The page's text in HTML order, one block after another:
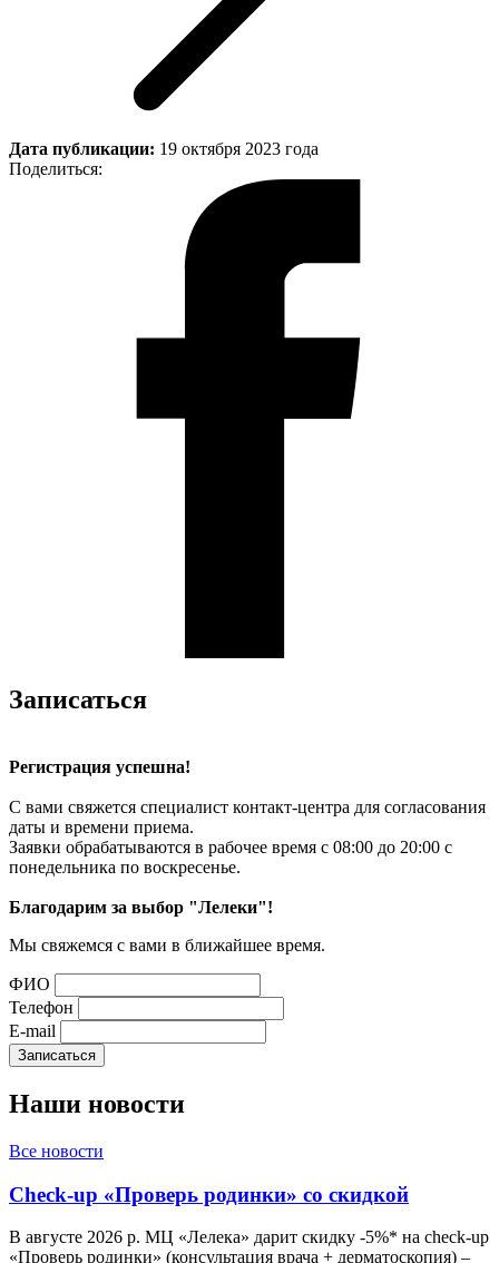
Дата публикации: 19 октября 2023 года
Поделиться:
Записаться
Регистрация успешна!
С вами свяжется специалист контакт-центра для согласования
даты и времени приема.
Заявки обрабатываются в рабочее время с 08:00 до 20:00 с
понедельника по воскресенье.
Благодарим за выбор "Лелеки"!
Мы свяжемся с вами в ближайшее время.
ФИО
Телефон
E-mail
Наши новости
Все новости
Check-up «Проверь родинки» со скидкой
В августе 2026 р. МЦ «Лелека» дарит скидку -5%* на check-up
«Проверь родинки» (консультация врача + дерматоскопия) –